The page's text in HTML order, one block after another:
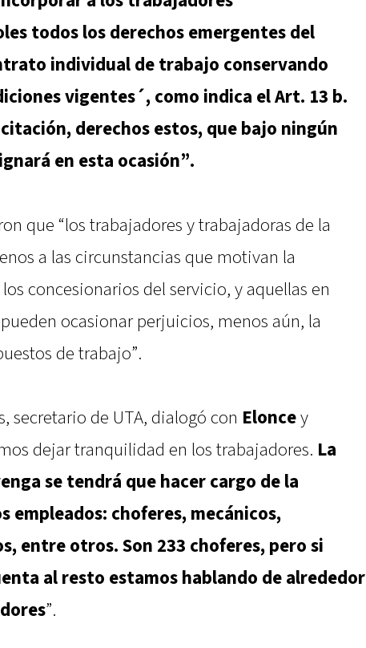
todos los derechos emergentes del
individual de trabajo conservando
vigentes´, como indica el Art. 13 b.
derechos estos, que bajo ningún
en esta ocasión”.
que “los trabajadores y trabajadoras de la
a las circunstancias que motivan la
concesionarios del servicio, y aquellas en
ocasionar perjuicios, menos aún, la
de trabajo”.
secretario de UTA, dialogó con Eloncey
dejar tranquilidad en los trabajadores. La
se tendrá que hacer cargo de la
empleados: choferes, mecánicos,
entre otros. Son 233 choferes, pero si
al resto estamos hablando de alrededor
”.